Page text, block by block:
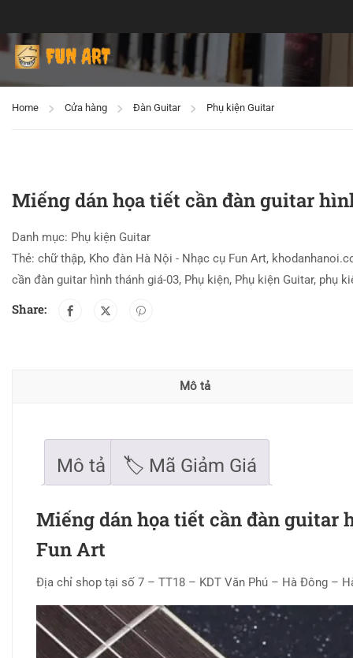
Home Cửa hàng Đàn Guitar Phụ kiện Guitar
Miếng dán họa tiết cần đàn guitar
Danh mục: Phụ kiện Guitar
Thẻ: chữ thập, Kho đàn Hà Nội - Nhạc cụ Fun Art,
cần đàn guitar hình thánh giá-03, Phụ kiện, Phụ kiện Guitar, phụ
Share:
Mô tả
Mô tả 🏷 Mã Giảm Giá
Miếng dán họa tiết cần đàn guitar
Fun Art
Địa chỉ shop tại số 7 – TT18 – KDT Văn Phú – Hà Đông –